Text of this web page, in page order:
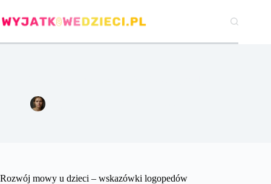
do
treści
Rozwój mowy u dzieci – wskazówki logopedów